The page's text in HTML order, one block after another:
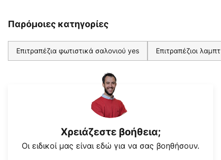
Παρόμοιες κατηγορίες
Επιτραπέζια φωτιστικά σαλονιού yes Επιτραπέζιοι
Χρειάζεστε βοήθεια;
Οι ειδικοί μας είναι εδώ για να σας βοηθήσουν.